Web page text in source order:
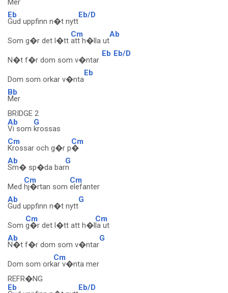
Mer
Eb
Gud uppfinn n�t nytt
Eb/D
Som g�r det l�tt
Cm
att h�lla ut
Ab
N�t f�r dom som v�ntar
Eb Eb/D
Dom som orkar v�nta
Eb
Bb
Mer
BRIDGE 2
Ab
Vi som
G
krossas
Cm
Krossar och g�r p
Cm
�
Ab
Sm� sp�da bar
G
n
Med
Cm
hj�rtan som
Cm
elefanter
Ab
Gud uppfinn n�t nytt
G
Som
Cm
g�r det l�tt att h�l
Cm
la ut
Ab
N�t f�r dom som v�ntar
G
Dom som ork
Cm
ar v�nta mer
REFR�NG
Eb
Eb/D